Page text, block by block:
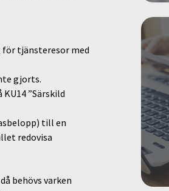
tjänsteresor med
gjorts.
”Särskild
till en
redovisa
behövs varken